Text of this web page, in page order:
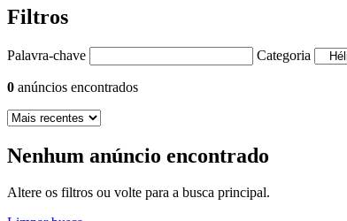
Filtros
Palavra-chave Categoria
0 anúncios encontrados
Nenhum anúncio encontrado
Altere os filtros ou volte para a busca principal.